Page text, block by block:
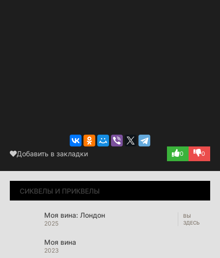
Добавить в закладки 0 0
СИКВЕЛЫ И ПРИКВЕЛЫ
Моя вина: Лондон
2025
Моя вина
2023